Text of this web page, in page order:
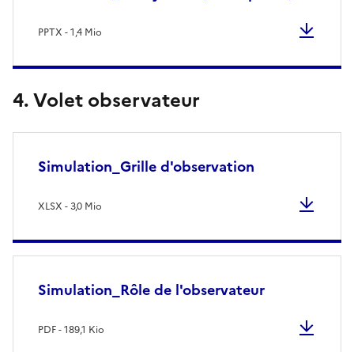
PPTX - 1,4 Mio
4. Volet observateur
Simulation_Grille d'observation
XLSX - 3,0 Mio
Simulation_Rôle de l'observateur
PDF - 189,1 Kio